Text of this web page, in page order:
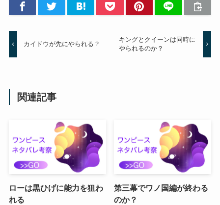
カイドウが先にやられる？
キングとクイーンは同時に
やられるのか？
関連記事
ローは黒ひげに能力を狙わ
れる
第三幕でワノ国編が終わる
のか？